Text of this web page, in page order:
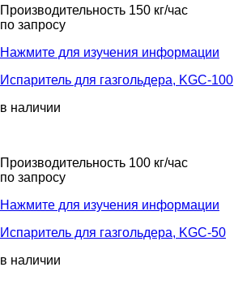
Производительность 150 кг/час
по запросу
Нажмите для изучения информации
Испаритель для газгольдера, KGС-100
в наличии
Производительность 100 кг/час
по запросу
Нажмите для изучения информации
Испаритель для газгольдера, KGС-50
в наличии